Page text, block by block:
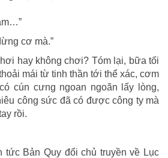
cơ mà.”
hay không chơi? Tóm lại, bữa tối
mái từ tinh thần tới thể xác, cơm
cún cưng ngoan ngoãn lấy lòng,
công sức đã có được công ty mà
rồi.
tức Bản Quy đổi chủ truyền về Lục